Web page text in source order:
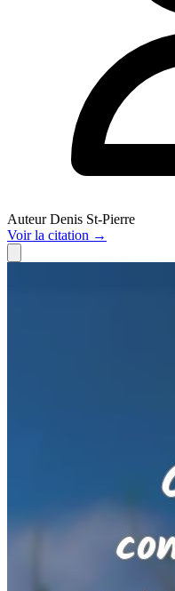
Auteur Denis St-Pierre
Voirla citation →